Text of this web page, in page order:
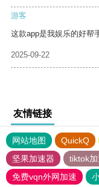
游客
这款app是我娱乐的好帮
2025-09-22
友情链接
网站地图 QuickQ
坚果加速器
tiktok
免费vqn外网加速